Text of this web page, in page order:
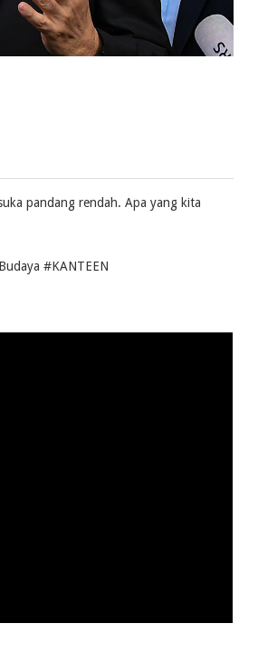
pandang rendah. Apa yang kita
#KANTEEN